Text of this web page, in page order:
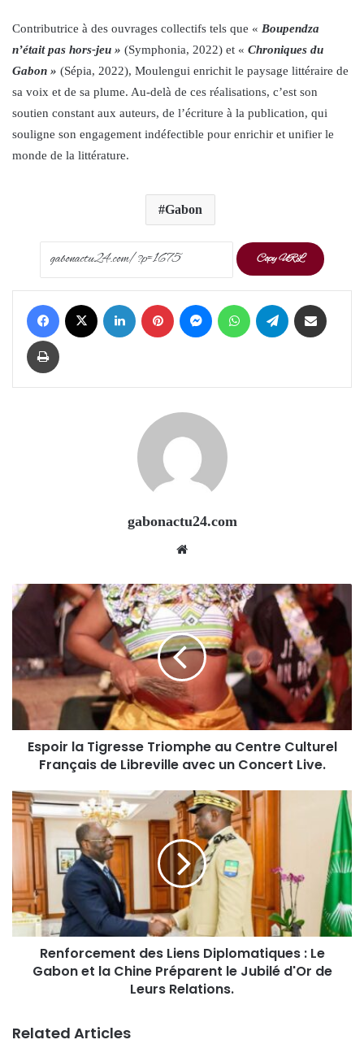
Contributrice à des ouvrages collectifs tels que « Boupendza
n’était pas hors-jeu » (Symphonia, 2022) et « Chroniques du
Gabon » (Sépia, 2022), Moulengui enrichit le paysage littéraire de
sa voix et de sa plume. Au-delà de ces réalisations, c’est son
soutien constant aux auteurs, de l’écriture à la publication, qui
souligne son engagement indéfectible pour enrichir et unifier le
monde de la littérature.
Gabon
Copy URL
Facebook LinkedIn Pinterest Messenger WhatsApp Telegram
Print
gabonactu24.com
Espoir la Tigresse Triomphe au Centre Culturel
Français de Libreville avec un Concert Live.
Renforcement des Liens Diplomatiques : Le
Gabon et la Chine Préparent le Jubilé d'Or de
Leurs Relations.
Related Articles